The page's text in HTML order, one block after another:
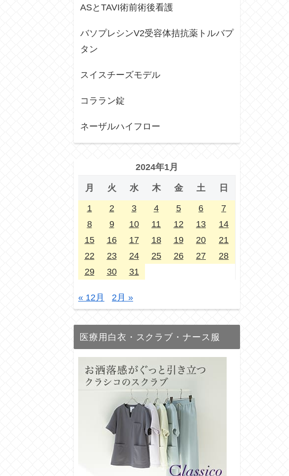
ASとTAVI術前術後看護
バソプレシンV2受容体拮抗薬トルバプ
タン
スイスチーズモデル
コララン錠
ネーザルハイフロー
2024年1月
月 火 水 木 金 土 日
1 2 3 4 5 6
7
8
9 10 11 12 13
14
15
16 17 18 19 20
21
22
23 24 25 26 27
28
29
30 31
« 12月 2月 »
医療用白衣・スクラブ・ナース服